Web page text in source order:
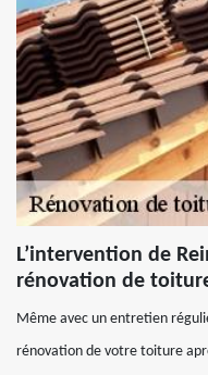
L’intervention de
rénovation de
Même avec un entretien
rénovation de votre toiture